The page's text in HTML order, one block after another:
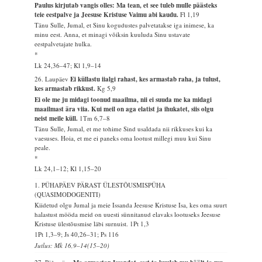
Paulus kirjutab vangis olles: Ma tean, et see tuleb mulle päästeks
teie eestpalve ja Jeesuse Kristuse Vaimu abi kaudu.Fl 1,19
Tänu Sulle, Jumal, et Sinu kogudustes palvetatakse iga inimese, ka
minu eest. Anna, et minagi võiksin kuuluda Sinu ustavate
eestpalvetajate hulka.
*
Lk 24,36–47; Kl 1,9–14
26. LaupäevEi küllastu iialgi rahast, kes armastab raha, ja tulust,
kes armastab rikkust.Kg 5,9
Ei ole me ju midagi toonud maailma, nii ei suuda me ka midagi
maailmast ära viia. Kui meil on aga elatist ja ihukatet, siis olgu
neist meile küll. 1Tm 6,7–8
Tänu Sulle, Jumal, et me tohime Sind usaldada nii rikkuses kui ka
vaesuses. Hoia, et me ei paneks oma lootust millegi muu kui Sinu
peale.
*
Lk 24,1–12; Kl 1,15–20
1. PÜHAPÄEV PÄRAST ÜLESTÕUSMISPÜHA
(QUASIMODOGENITI)
Kiidetud olgu Jumal ja meie Issanda Jeesuse Kristuse Isa, kes oma suurt
halastust mööda meid on uuesti sünnitanud elavaks lootuseks Jeesuse
Kristuse ülestõusmise läbi surnuist. 1Pt 1,3
1Pt 1,3–9; Js 40,26–31; Ps 116
Jutlus: Mk 16,9–14(15–20)